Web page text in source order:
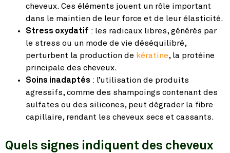
cheveux. Ces éléments jouent un rôle important
dans le maintien de leur force et de leur élasticité.
Stress oxydatif : les radicaux libres, générés par
le stress ou un mode de vie déséquilibré,
perturbent la production de kératine, la protéine
principale des cheveux.
Soins inadaptés : l’utilisation de produits
agressifs, comme des shampoings contenant des
sulfates ou des silicones, peut dégrader la fibre
capillaire, rendant les cheveux secs et cassants.
Quels signes indiquent des cheveux